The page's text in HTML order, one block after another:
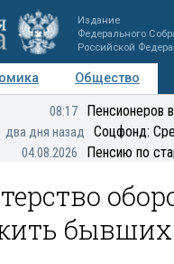
Издание
Федерального
Российской
Общество
Мнения
08:17 Пенсионеров
два дня назад Соцфонд:
04.08.2026 Пенсию по
бывших